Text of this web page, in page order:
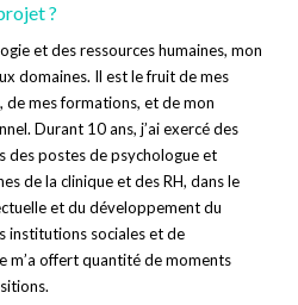
?
et des ressources humaines, mon
domaines. Il est le fruit de mes
de mes formations, et de mon
Durant 10 ans, j’ai exercé des
des postes de psychologue et
de la clinique et des RH, dans le
et du développement du
institutions sociales et de
m’a offert quantité de moments